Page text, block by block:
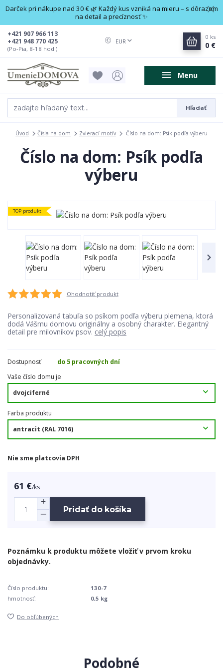
Darček pri nákupe nad 30 € 🌿 Každý kus vzniká na mieru – s dôrazom
na detail a precíznosť ✨
Menu
EUR
Hľadať
+421 948 770 425
+421 907 966 113
(Po-Pia, 8-18 hod.)
0 ks
0 €
Úvod Čísla na dom Zvierací motív Číslo na dom: Psík podľa výberu
Číslo na dom: Psík podľa
výberu
TOP produkt
Ohodnotiť produkt
Personalizovaná tabuľa so psíkom podľa výberu plemena, ktorá
dodá Vášmu domovu originálny a osobný charakter. Elegantný
detail pre milovníkov psov. celý popis
Dostupnosť
do 5 pracovných dní
Vaše číslo domu je
Farba produktu
Nie sme platcovia DPH
61 €/ks
Pridať do košíka
Číslo produktu:
130-7
hmotnosť:
0,5 kg
Do obľúbených
Podobné